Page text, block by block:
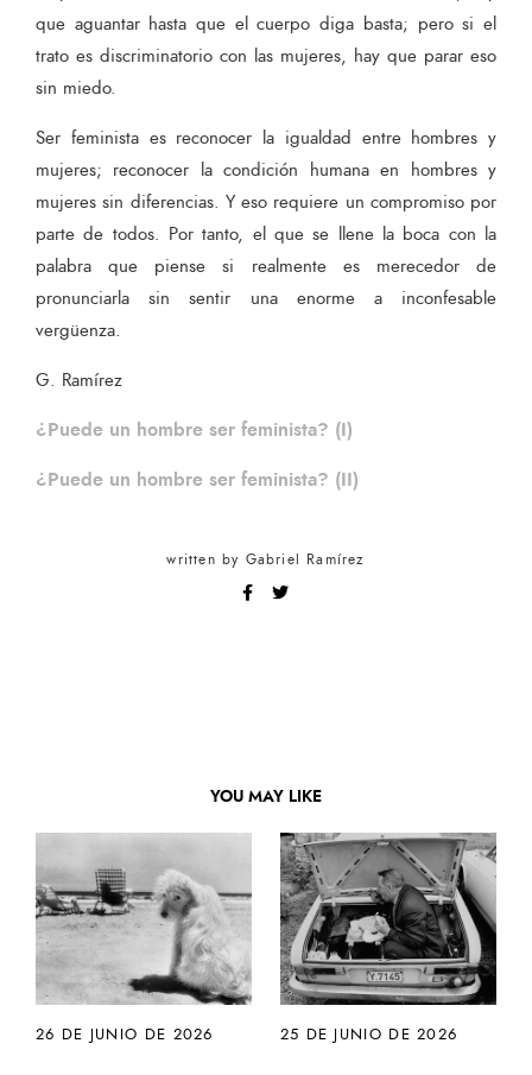
que aguantar hasta que el cuerpo diga basta; pero si el
trato es discriminatorio con las mujeres, hay que parar eso
sin miedo.
Ser feminista es reconocer la igualdad entre hombres y
mujeres; reconocer la condición humana en hombres y
mujeres sin diferencias. Y eso requiere un compromiso por
parte de todos. Por tanto, el que se llene la boca con la
palabra que piense si realmente es merecedor de
pronunciarla sin sentir una enorme a inconfesable
vergüenza.
G. Ramírez
¿Puede un hombre ser feminista? (I)
¿Puede un hombre ser feminista? (II)
written by Gabriel Ramírez
YOU MAY LIKE
26 DE JUNIO DE 2026 25 DE JUNIO DE 2026